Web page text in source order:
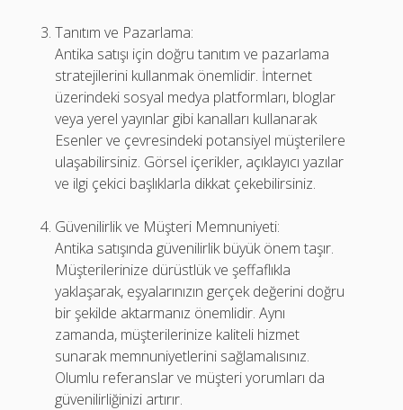
Tanıtım ve Pazarlama:
Antika satışı için doğru tanıtım ve pazarlama
stratejilerini kullanmak önemlidir. İnternet
üzerindeki sosyal medya platformları, bloglar
veya yerel yayınlar gibi kanalları kullanarak
Esenler ve çevresindeki potansiyel müşterilere
ulaşabilirsiniz. Görsel içerikler, açıklayıcı yazılar
ve ilgi çekici başlıklarla dikkat çekebilirsiniz.
Güvenilirlik ve Müşteri Memnuniyeti:
Antika satışında güvenilirlik büyük önem taşır.
Müşterilerinize dürüstlük ve şeffaflıkla
yaklaşarak, eşyalarınızın gerçek değerini doğru
bir şekilde aktarmanız önemlidir. Aynı
zamanda, müşterilerinize kaliteli hizmet
sunarak memnuniyetlerini sağlamalısınız.
Olumlu referanslar ve müşteri yorumları da
güvenilirliğinizi artırır.